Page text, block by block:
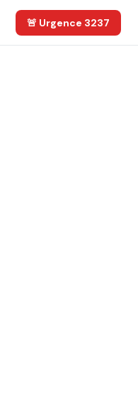
🚨 Urgence 3237